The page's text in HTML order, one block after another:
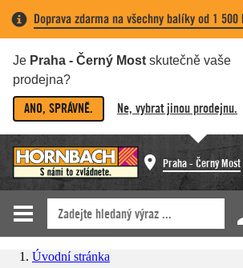
Doprava zdarma na všechny balíky od 1 500
Je Praha - Černý Most skutečně vaše
prodejna?
ANO, SPRÁVNĚ. Ne, vybrat jinou prodejnu.
Praha - Černý Most
Úvodní stránka